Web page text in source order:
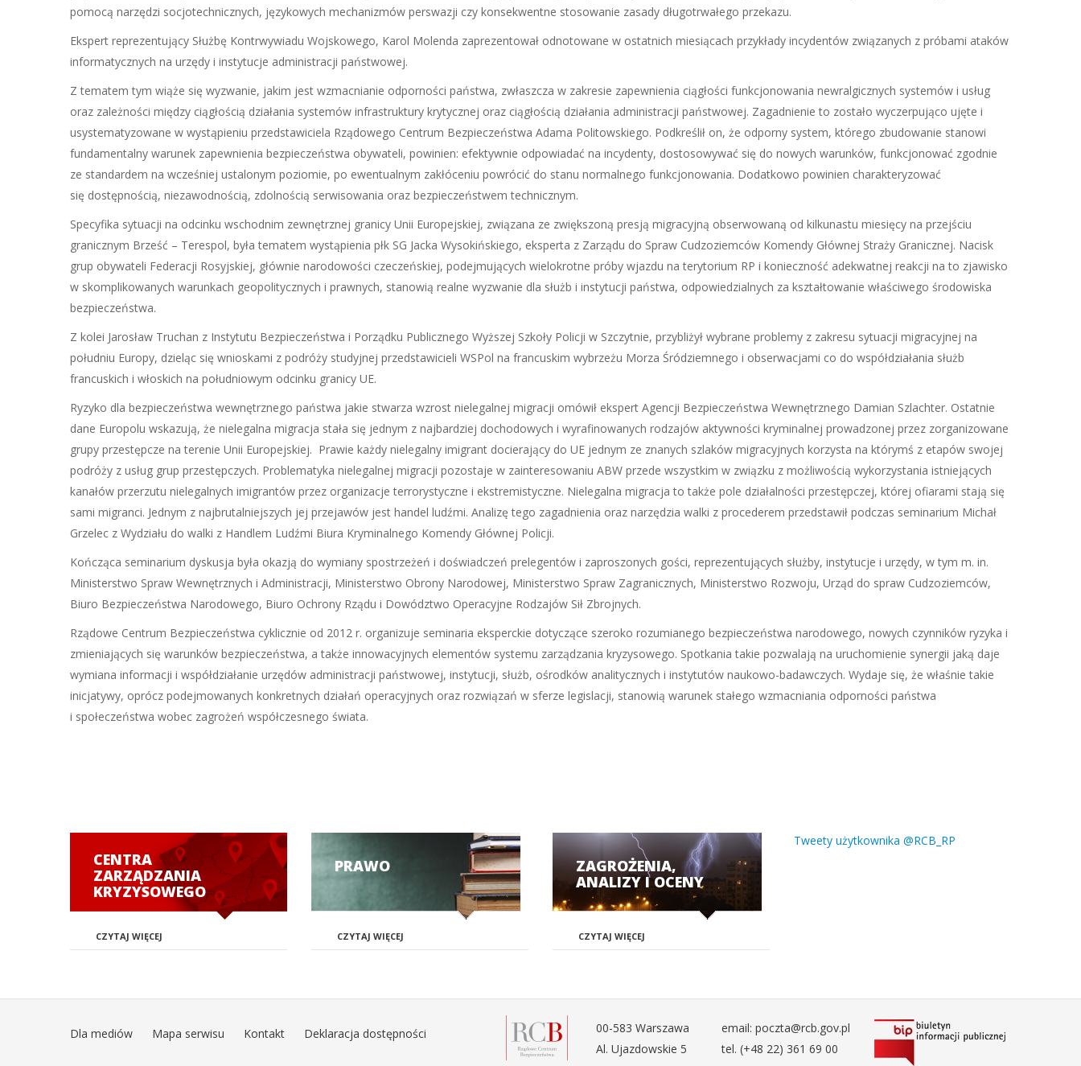
pomocą narzędzi socjotechnicznych, językowych mechanizmów perswazji czy konsekwentne stosowanie zasady długotrwałego przekazu.
Ekspert reprezentujący Służbę Kontrwywiadu Wojskowego, Karol Molenda zaprezentował odnotowane w ostatnich miesiącach przykłady incydentów związanych z próbami ataków
informatycznych na urzędy i instytucje administracji państwowej.
Z tematem tym wiąże się wyzwanie, jakim jest wzmacnianie odporności państwa, zwłaszcza w zakresie zapewnienia ciągłości funkcjonowania newralgicznych systemów i usług
oraz zależności między ciągłością działania systemów infrastruktury krytycznej oraz ciągłością działania administracji państwowej. Zagadnienie to zostało wyczerpująco ujęte i
usystematyzowane w wystąpieniu przedstawiciela Rządowego Centrum Bezpieczeństwa Adama Politowskiego. Podkreślił on, że odporny system, którego zbudowanie stanowi
fundamentalny warunek zapewnienia bezpieczeństwa obywateli, powinien: efektywnie odpowiadać na incydenty, dostosowywać się do nowych warunków, funkcjonować zgodnie
ze standardem na wcześniej ustalonym poziomie, po ewentualnym zakłóceniu powrócić do stanu normalnego funkcjonowania. Dodatkowo powinien charakteryzować
się dostępnością, niezawodnością, zdolnością serwisowania oraz bezpieczeństwem technicznym.
Specyfika sytuacji na odcinku wschodnim zewnętrznej granicy Unii Europejskiej, związana ze zwiększoną presją migracyjną obserwowaną od kilkunastu miesięcy na przejściu
granicznym Brześć – Terespol, była tematem wystąpienia płk SG Jacka Wysokińskiego, eksperta z Zarządu do Spraw Cudzoziemców Komendy Głównej Straży Granicznej. Nacisk
grup obywateli Federacji Rosyjskiej, głównie narodowości czeczeńskiej, podejmujących wielokrotne próby wjazdu na terytorium RP i konieczność adekwatnej reakcji na to zjawisko
w skomplikowanych warunkach geopolitycznych i prawnych, stanowią realne wyzwanie dla służb i instytucji państwa, odpowiedzialnych za kształtowanie właściwego środowiska
bezpieczeństwa.
Z kolei Jarosław Truchan z Instytutu Bezpieczeństwa i Porządku Publicznego Wyższej Szkoły Policji w Szczytnie, przybliżył wybrane problemy z zakresu sytuacji migracyjnej na
południu Europy, dzieląc się wnioskami z podróży studyjnej przedstawicieli WSPol na francuskim wybrzeżu Morza Śródziemnego i obserwacjami co do współdziałania służb
francuskich i włoskich na południowym odcinku granicy UE.
Ryzyko dla bezpieczeństwa wewnętrznego państwa jakie stwarza wzrost nielegalnej migracji omówił ekspert Agencji Bezpieczeństwa Wewnętrznego Damian Szlachter. Ostatnie
dane Europolu wskazują, że nielegalna migracja stała się jednym z najbardziej dochodowych i wyrafinowanych rodzajów aktywności kryminalnej prowadzonej przez zorganizowane
grupy przestępcze na terenie Unii Europejskiej. Prawie każdy nielegalny imigrant docierający do UE jednym ze znanych szlaków migracyjnych korzysta na którymś z etapów swojej
podróży z usług grup przestępczych. Problematyka nielegalnej migracji pozostaje w zainteresowaniu ABW przede wszystkim w związku z możliwością wykorzystania istniejących
kanałów przerzutu nielegalnych imigrantów przez organizacje terrorystyczne i ekstremistyczne. Nielegalna migracja to także pole działalności przestępczej, której ofiarami stają się
sami migranci. Jednym z najbrutalniejszych jej przejawów jest handel ludźmi. Analizę tego zagadnienia oraz narzędzia walki z procederem przedstawił podczas seminarium Michał
Grzelec z Wydziału do walki z Handlem Ludźmi Biura Kryminalnego Komendy Głównej Policji.
Kończąca seminarium dyskusja była okazją do wymiany spostrzeżeń i doświadczeń prelegentów i zaproszonych gości, reprezentujących służby, instytucje i urzędy, w tym m. in.
Ministerstwo Spraw Wewnętrznych i Administracji, Ministerstwo Obrony Narodowej, Ministerstwo Spraw Zagranicznych, Ministerstwo Rozwoju, Urząd do spraw Cudzoziemców,
Biuro Bezpieczeństwa Narodowego, Biuro Ochrony Rządu i Dowództwo Operacyjne Rodzajów Sił Zbrojnych.
Rządowe Centrum Bezpieczeństwa cyklicznie od 2012 r. organizuje seminaria eksperckie dotyczące szeroko rozumianego bezpieczeństwa narodowego, nowych czynników ryzyka i
zmieniających się warunków bezpieczeństwa, a także innowacyjnych elementów systemu zarządzania kryzysowego. Spotkania takie pozwalają na uruchomienie synergii jaką daje
wymiana informacji i współdziałanie urzędów administracji państwowej, instytucji, służb, ośrodków analitycznych i instytutów naukowo-badawczych. Wydaje się, że właśnie takie
inicjatywy, oprócz podejmowanych konkretnych działań operacyjnych oraz rozwiązań w sferze legislacji, stanowią warunek stałego wzmacniania odporności państwa
i społeczeństwa wobec zagrożeń współczesnego świata.
CENTRA
ZARZĄDZANIA
KRYZYSOWEGO
CZYTAJ WIĘCEJ
PRAWO
CZYTAJ WIĘCEJ
ZAGROŻENIA,
ANALIZY I OCENY
CZYTAJ WIĘCEJ
Tweety użytkownika @RCB_RP
Dla mediów Mapa serwisu Kontakt Deklaracja dostępności
00-583 Warszawa
Al. Ujazdowskie 5
email: poczta@rcb.gov.pl
tel. (+48 22) 361 69 00